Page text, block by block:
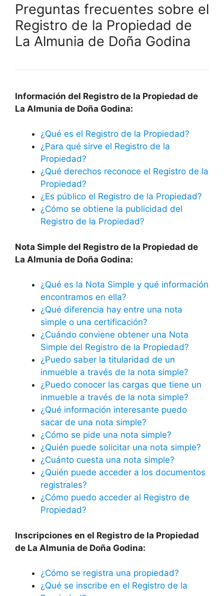
Preguntas frecuentes sobre el
Registro de la Propiedad de
La Almunia de Doña Godina
Información del Registro de la Propiedad de
La Almunia de Doña Godina:
¿Qué es el Registro de la Propiedad?
¿Para qué sirve el Registro de la
Propiedad?
¿Qué derechos reconoce el Registro de la
Propiedad?
¿Es público el Registro de la Propiedad?
¿Cómo se obtiene la publicidad del
Registro de la Propiedad?
Nota Simple del Registro de la Propiedad de
La Almunia de Doña Godina:
¿Qué es la Nota Simple y qué información
encontramos en ella?
¿Qué diferencia hay entre una nota
simple o una certificación?
¿Cuándo conviene obtener una Nota
Simple del Registro de la Propiedad?
¿Puedo saber la titularidad de un
inmueble a través de la nota simple?
¿Puedo conocer las cargas que tiene un
inmueble a través de la nota simple?
¿Qué información interesante puedo
sacar de una nota simple?
¿Cómo se pide una nota simple?
¿Quién puede solicitar una nota simple?
¿Cuánto cuesta una nota simple?
¿Quién puede acceder a los documentos
registrales?
¿Cómo puedo acceder al Registro de
Propiedad?
Inscripciones en el Registro de la Propiedad
de La Almunia de Doña Godina:
¿Cómo se registra una propiedad?
¿Qué se inscribe en el Registro de la